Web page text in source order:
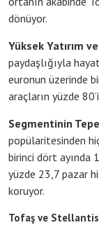
dönüyor.
Yüksek Yatırım
paydaşlığıyla
euronun üzerinde
araçların yüzde
Segmentinin
popülaritesinden
birinci dört ayında
yüzde 23,7 pazar
koruyor.
Tofaş ve